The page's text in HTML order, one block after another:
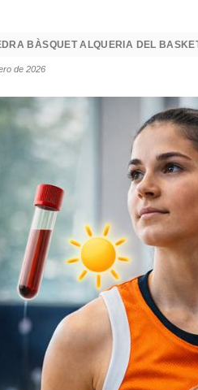
BÀSQUET ALQUERIA DEL
de 2026